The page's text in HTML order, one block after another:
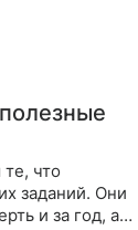
что
заданий. Они
и за год, а